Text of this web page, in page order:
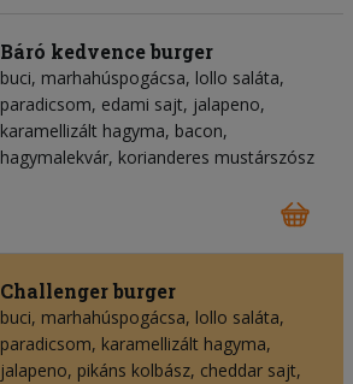
Báró kedvence burger
buci, marhahúspogácsa, lollo saláta,
paradicsom, edami sajt, jalapeno,
karamellizált hagyma, bacon,
hagymalekvár, korianderes mustárszósz
Challenger burger
buci, marhahúspogácsa, lollo saláta,
paradicsom, karamellizált hagyma,
jalapeno, pikáns kolbász, cheddar sajt,